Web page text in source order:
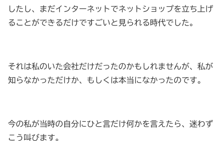
したし、まだインターネットでネットショップを立ち上げ
ることができるだけですごいと見られる時代でした。
それは私のいた会社だけだったのかもしれませんが、私が
知らなかっただけか、もしくは本当になかったのです。
今の私が当時の自分にひと言だけ何かを言えたら、迷わず
こう叫びます。